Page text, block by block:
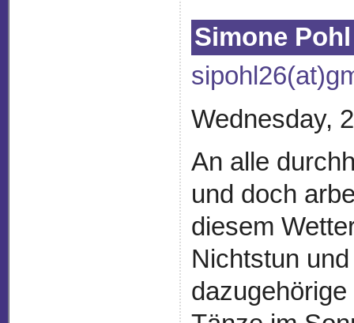
Simone
Wednesday,
An alle
und doch
diesem
Nichtstun